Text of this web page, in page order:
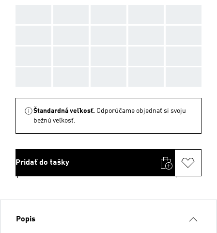
Štandardná veľkosť. Odporúčame objednať si svoju
bežnú veľkosť.
Pridať do tašky
Popis